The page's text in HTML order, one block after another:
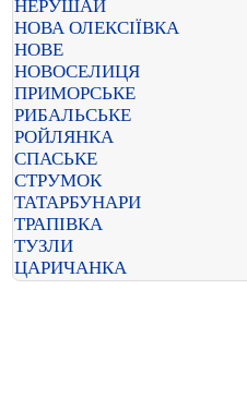
НЕРУШАЙ
НОВА ОЛЕКСІЇВКА
НОВЕ
НОВОСЕЛИЦЯ
ПРИМОРСЬКЕ
РИБАЛЬСЬКЕ
РОЙЛЯНКА
СПАСЬКЕ
СТРУМОК
ТАТАРБУНАРИ
ТРАПІВКА
ТУЗЛИ
ЦАРИЧАНКА